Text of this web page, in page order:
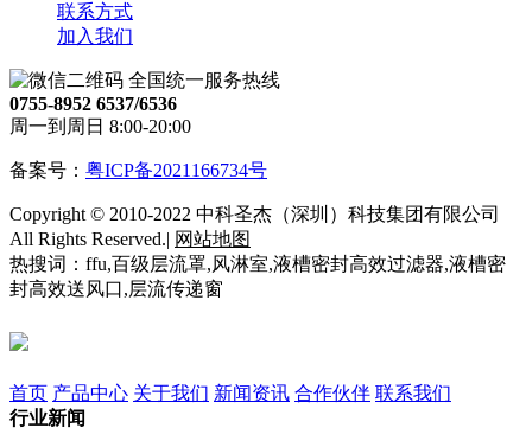
联系方式
加入我们
全国统一服务热线
0755-8952 6537/6536
周一到周日 8:00-20:00
备案号： 粤ICP备2021166734号
Copyright © 2010-2022 中科圣杰（深圳）科技集团有限公司
All Rights Reserved.| 网站地图
热搜词：ffu,百级层流罩,风淋室,液槽密封高效过滤器,液槽密
封高效送风口,层流传递窗
首页 产品中心 关于我们 新闻资讯 合作伙伴 联系我们
行业新闻